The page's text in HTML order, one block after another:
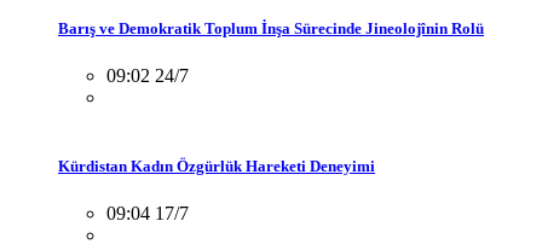
Barış ve Demokratik Toplum İnşa Sürecinde Jineolojînin Rolü
09:02 24/7
Kürdistan Kadın Özgürlük Hareketi Deneyimi
09:04 17/7